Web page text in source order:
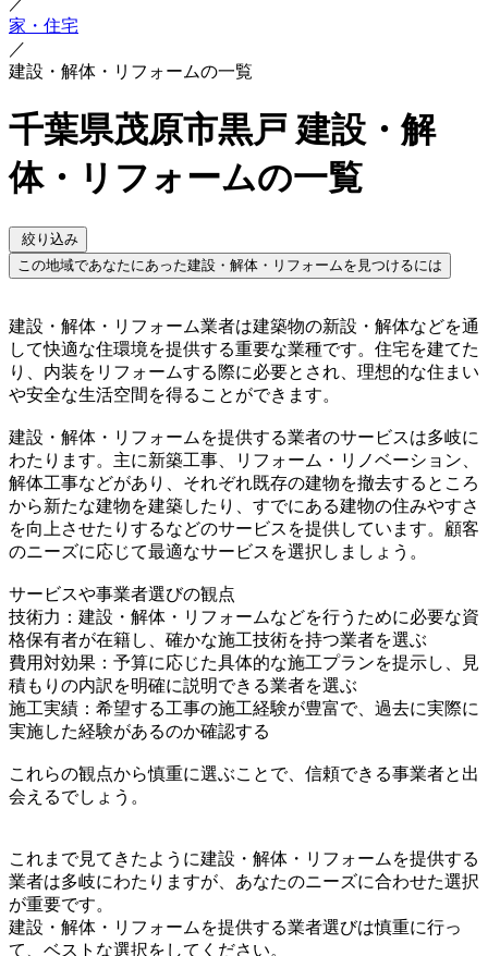
家・住宅
／
建設・解体・リフォームの一覧
千葉県茂原市黒戸 建設・解
体・リフォームの一覧
絞り込み
この地域であなたにあった建設・解体・リフォームを見つけるには
建設・解体・リフォーム業者は建築物の新設・解体などを通
して快適な住環境を提供する重要な業種です。住宅を建てた
り、内装をリフォームする際に必要とされ、理想的な住まい
や安全な生活空間を得ることができます。
建設・解体・リフォームを提供する業者のサービスは多岐に
わたります。主に新築工事、リフォーム・リノベーション、
解体工事などがあり、それぞれ既存の建物を撤去するところ
から新たな建物を建築したり、すでにある建物の住みやすさ
を向上させたりするなどのサービスを提供しています。顧客
のニーズに応じて最適なサービスを選択しましょう。
サービスや事業者選びの観点
技術力：建設・解体・リフォームなどを行うために必要な資
格保有者が在籍し、確かな施工技術を持つ業者を選ぶ
費用対効果：予算に応じた具体的な施工プランを提示し、見
積もりの内訳を明確に説明できる業者を選ぶ
施工実績：希望する工事の施工経験が豊富で、過去に実際に
実施した経験があるのか確認する
これらの観点から慎重に選ぶことで、信頼できる事業者と出
会えるでしょう。
これまで見てきたように建設・解体・リフォームを提供する
業者は多岐にわたりますが、あなたのニーズに合わせた選択
が重要です。
建設・解体・リフォームを提供する業者選びは慎重に行っ
て、ベストな選択をしてください。